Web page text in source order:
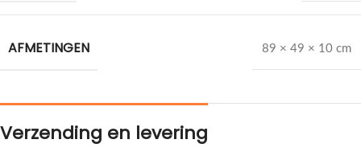
AFMETINGEN 89 × 49 × 10 cm
Verzending en levering